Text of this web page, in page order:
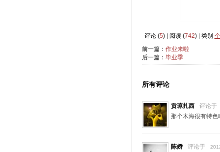
评论 (5) | 阅读 (742) | 类别
前一篇： 作业来啦
后一篇： 毕业季
所有评论
贡琼扎西
评论于
那个木海很有特色
陈娇 评论于